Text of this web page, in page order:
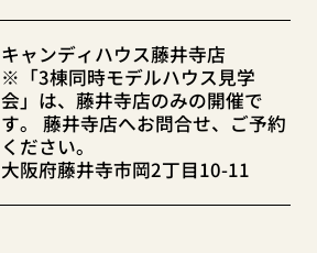
キャンディハウス藤井寺店
※「3棟同時モデルハウス見学
会」は、藤井寺店のみの開催で
す。 藤井寺店へお問合せ、ご予約
ください。
大阪府藤井寺市岡2丁目10-11